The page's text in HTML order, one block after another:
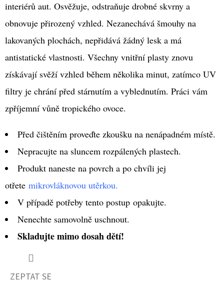
interiérů aut. Osvěžuje, odstraňuje drobné skvrny a
obnovuje přirozený vzhled. Nezanechává šmouhy na
lakovaných plochách, nepřidává žádný lesk a má
antistatické vlastnosti. Všechny vnitřní plasty znovu
získávají svěží vzhled během několika minut, zatímco UV
filtry je chrání před stárnutím a vyblednutím. Práci vám
zpříjemní vůně tropického ovoce.
Před čištěním proveďte zkoušku na nenápadném místě.
Nepracujte na sluncem rozpálených plastech.
Produkt naneste na povrch a po chvíli jej
otřete mikrovláknovou utěrkou.
V případě potřeby tento postup opakujte.
Nenechte samovolně uschnout.
Skladujte mimo dosah dětí!
ZEPTAT SE
J
E
M
E
VALETPRO
ADVANCED
MICROFIBRE
GREY
UTĚRKA
89